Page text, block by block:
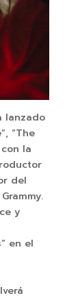
lanzado
“The
la
del
y
en el